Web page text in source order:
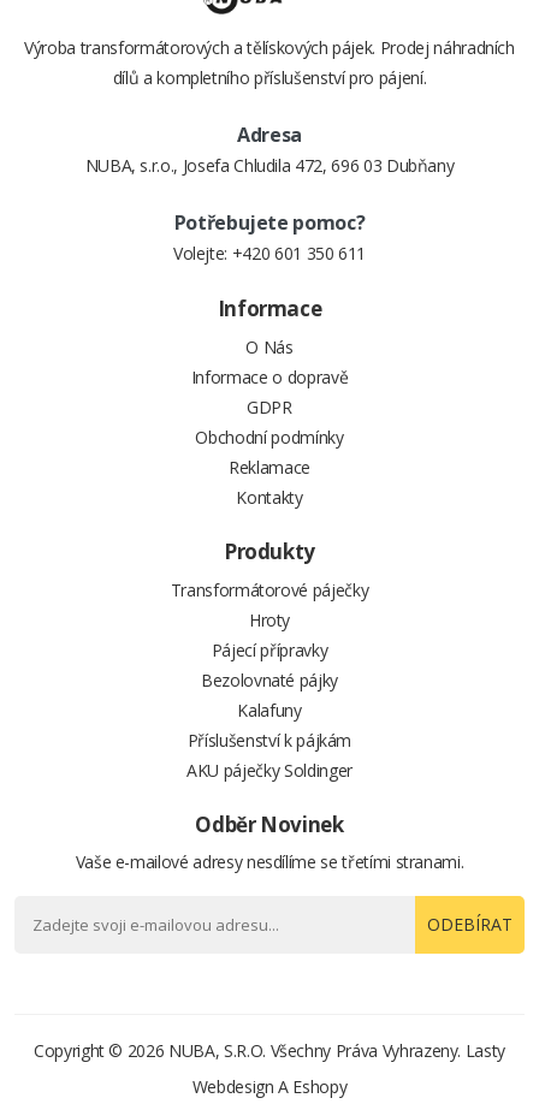
Výroba transformátorových a tělískových pájek. Prodej náhradních
dílů a kompletního příslušenství pro pájení.
Adresa
NUBA, s.r.o., Josefa Chludila 472, 696 03 Dubňany
Potřebujete pomoc?
Volejte: +420 601 350 611
Informace
O Nás
Informace o dopravě
GDPR
Obchodní podmínky
Reklamace
Kontakty
Produkty
Transformátorové páječky
Hroty
Pájecí přípravky
Bezolovnaté pájky
Kalafuny
Příslušenství k pájkám
AKU páječky Soldinger
Odběr Novinek
Vaše e-mailové adresy nesdílíme se třetími stranami.
ODEBÍRAT
Copyright © 2026 NUBA, S.r.o. Všechny Práva Vyhrazeny. Lasty
Webdesign A Eshopy